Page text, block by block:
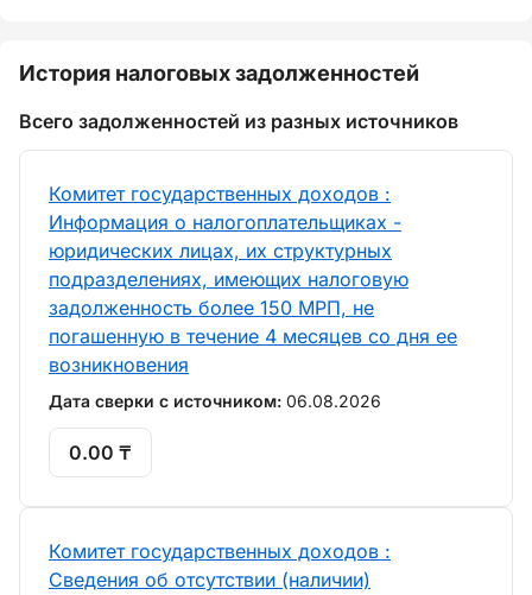
История налоговых задолженностей
Всего задолженностей из разных источников
Комитет государственных доходов :
Информация о налогоплательщиках -
юридических лицах, их структурных
подразделениях, имеющих налоговую
задолженность более 150 МРП, не
погашенную в течение 4 месяцев со дня ее
возникновения
Дата сверки с источником: 06.08.2026
0.00 ₸
Комитет государственных доходов :
Сведения об отсутствии (наличии)